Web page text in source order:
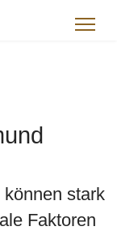
stark
Faktoren